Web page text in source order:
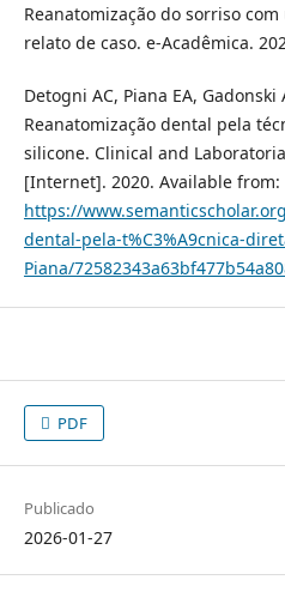
Reanatomização do sorriso
relato de caso. e-Acadêmica.
Detogni AC, Piana EA, Gadonski
Reanatomização dental pela
silicone. Clinical and
[Internet]. 2020. Available from:
https://
dental-pela-t%C3%A9cnica-
Piana/
PDF
Publicado
2026-01-27